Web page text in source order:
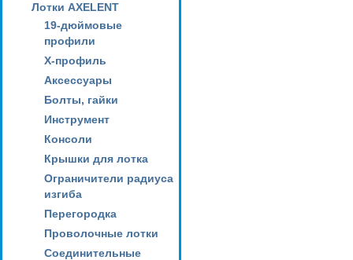
Лотки AXELENT
19-дюймовые
профили
X-профиль
Аксессуары
Болты, гайки
Инструмент
Консоли
Крышки для лотка
Ограничители радиуса
изгиба
Перегородка
Проволочные лотки
Соединительные